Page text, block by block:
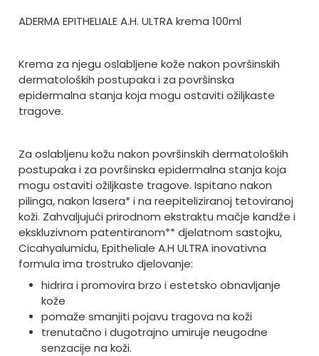
ADERMA EPITHELIALE A.H. ULTRA krema 100ml
Krema za njegu oslabljene kože nakon površinskih
dermatoloških postupaka i za površinska
epidermalna stanja koja mogu ostaviti ožiljkaste
tragove.
Za oslabljenu kožu nakon površinskih dermatoloških
postupaka i za površinska epidermalna stanja koja
mogu ostaviti ožiljkaste tragove. Ispitano nakon
pilinga, nakon lasera* i na reepiteliziranoj tetoviranoj
koži. Zahvaljujući prirodnom ekstraktu mačje kandže i
ekskluzivnom patentiranom** djelatnom sastojku,
Cicahyalumidu, Epitheliale A.H ULTRA inovativna
formula ima trostruko djelovanje:
hidrira i promovira brzo i estetsko obnavljanje
kože
pomaže smanjiti pojavu tragova na koži
trenutačno i dugotrajno umiruje neugodne
senzacije na koži.